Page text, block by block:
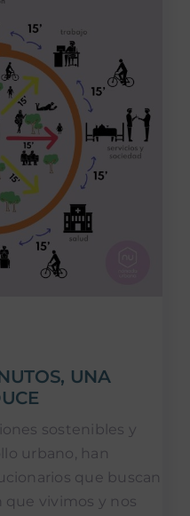
UNA
sostenibles y
urbano, han
que buscan
que vivimos y nos